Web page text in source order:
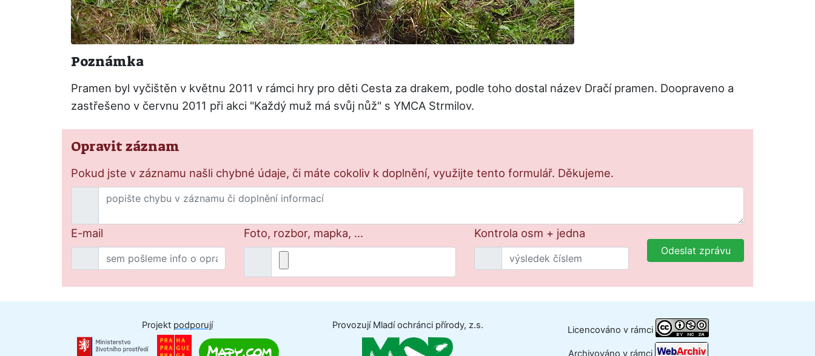
Poznámka
Pramen byl vyčištěn v květnu 2011 v rámci hry pro děti Cesta za drakem, podle toho dostal název Dračí pramen. Doopraveno a
zastřešeno v červnu 2011 při akci "Každý muž má svůj nůž" s YMCA Strmilov.
Opravit záznam
Pokud jste v záznamu našli chybné údaje, či máte cokoliv k doplnění, využijte tento formulář. Děkujeme.
E-mail Foto, rozbor, mapka, ... Kontrola osm + jedna
Odeslat zprávu
Projekt podporují Provozují Mladí ochránci přírody, z.s. Licencováno v rámci
Archivováno v rámci